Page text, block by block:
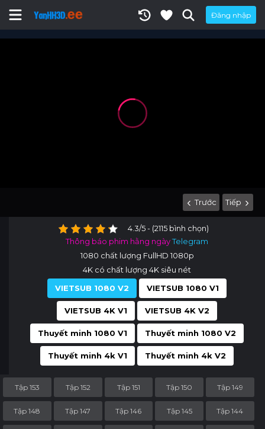
Đăng nhập
Trước Tiếp
4.3/5 - (2115 bình chọn)
Thông báo phim hằng ngàyTelegram
1080 chất lượng FullHD 1080p
4K có chất lượng 4K siêu nét
VIETSUB 1080 V2
VIETSUB 1080 V1
VIETSUB 4K V1 VIETSUB 4K V2
Thuyết minh 1080 V1 Thuyết minh 1080 V2
Thuyết minh 4k V1 Thuyết minh 4k V2
Tập 153 Tập 152 Tập 151 Tập 150 Tập 149
Tập 148 Tập 147 Tập 146 Tập 145 Tập 144